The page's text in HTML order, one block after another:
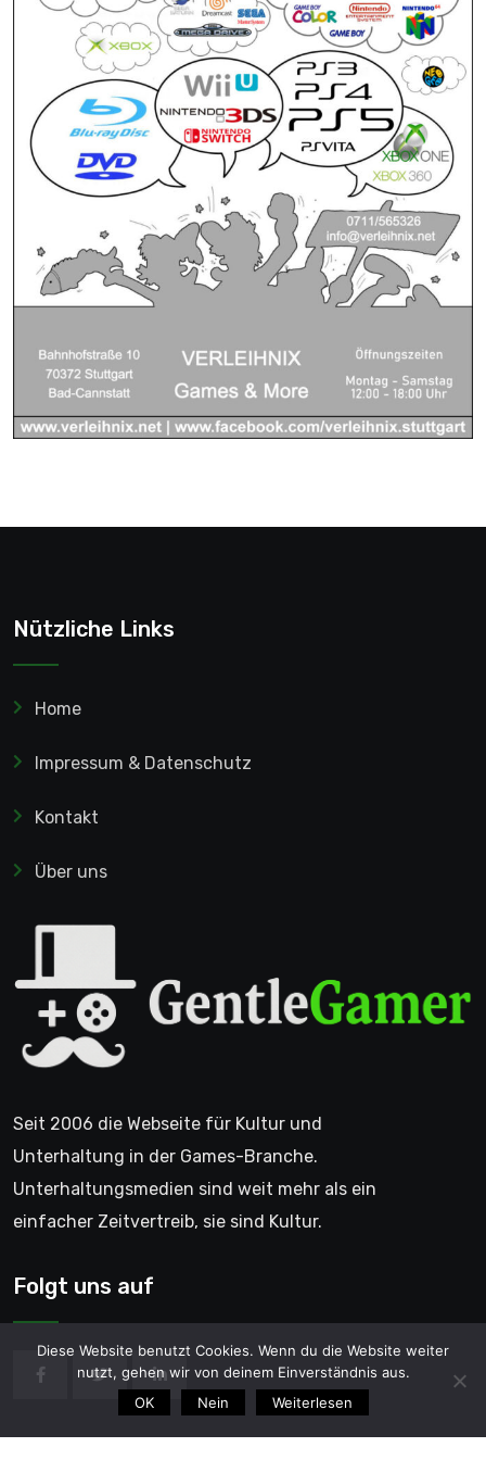
Nützliche Links
Home
Impressum & Datenschutz
Kontakt
Über uns
Seit 2006 die Webseite für Kultur und
Unterhaltung in der Games-Branche.
Unterhaltungsmedien sind weit mehr als ein
einfacher Zeitvertreib, sie sind Kultur.
Folgt uns auf
Diese Website benutzt Cookies. Wenn du die Website weiter
nutzt, gehen wir von deinem Einverständnis aus.
OK
Nein Weiterlesen